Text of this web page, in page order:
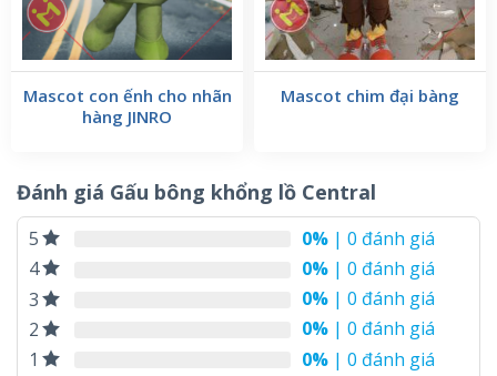
Chất liệu của các mẫu
mascot gấu bông
khổng lồ
Mascot con ếnh cho nhãn
hàng JINRO
Mascot chim đại bàng
Đánh giá Gấu bông khổng lồ Central
5 0% | 0 đánh giá
4
0% | 0 đánh giá
3
0% | 0 đánh giá
2
0% | 0 đánh giá
1
0% | 0 đánh giá